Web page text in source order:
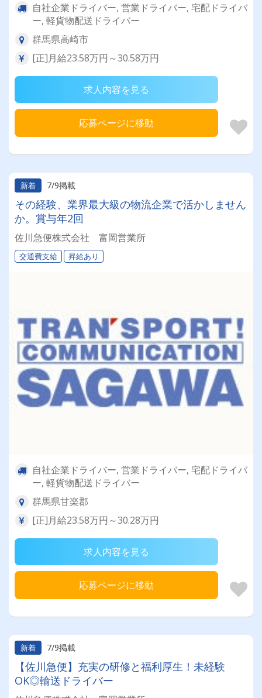
自社企業ドライバー, 営業ドライバー, 宅配ドライバ
ー, 軽貨物配送ドライバー
群馬県高崎市
[正]月給23.58万円～30.58万円
求人内容を見る
応募ページに移動
新着 7/9掲載
その経験、業界最大級の物流企業で活かしません
か。賞与年2回
佐川急便株式会社 富岡営業所
交通費支給 昇給あり
自社企業ドライバー, 営業ドライバー, 宅配ドライバ
ー, 軽貨物配送ドライバー
群馬県甘楽郡
[正]月給23.58万円～30.28万円
求人内容を見る
応募ページに移動
新着 7/9掲載
【佐川急便】充実の研修と福利厚生！未経験
OK◎輸送ドライバー